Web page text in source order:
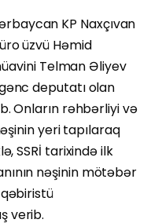
KP Naxçıvan
üzvü Həmid
Telman Əliyev
deputatı olan
Onların rəhbərliyi və
yeri tapılaraq
SSRİ tarixində ilk
nəşinin mötəbər
verib.